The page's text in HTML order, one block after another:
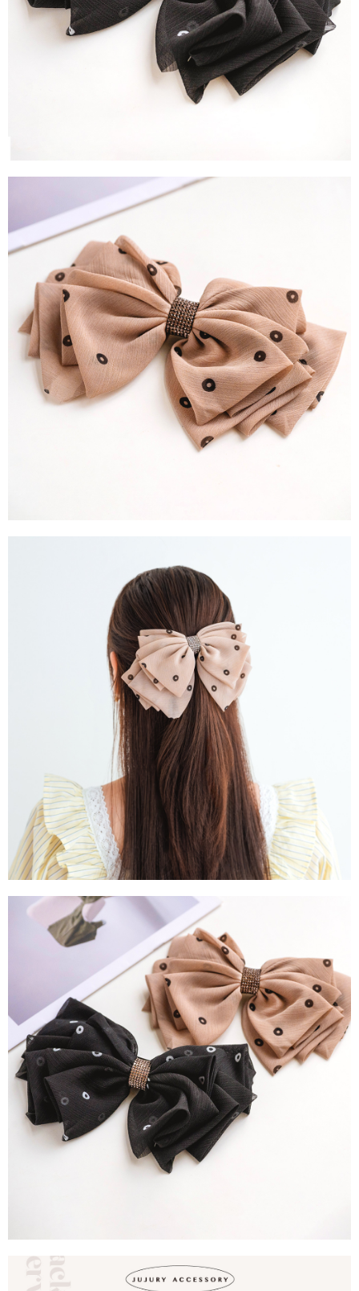
用戶於交易時，得透過本服務購買商品或服務，並由商店將買賣／分期付款
買賣價金債權讓與本公司後，依約使用本公司帳單繳交帳款。
2.基於同意付款使用「大哥付你分期」之契約關係目的，商店將以您的個人
資料（包含姓名、電話或地址）提供予台灣大哥大進項蒐集、處理及利用，
由本公司與您本人進行分期帳單所需資料之確認、核對及更正。
3.完整用戶服務條款，請詳閱以下連結：
https://oppay.tw/userRule
購買商品的店家。未經商家同意取消之訂單仍視為有效，需透過AFTEE先享
後付繳納相關費用。
※ 交易是否成功請以「AFTEE先享後付 」之結帳頁面顯示為準，若有關於
是否繳費成功／繳費後需取消欲退款等相關疑問，請聯繫「AFTEE先享後付
https://netprotections.freshdesk.com/support/home
３．未成年的使用者請事先徵得法定代理人或監護人之同意方可使用
「AFTEE先享後付」，若未經同意申辦者引起之損失，本公司不負相關責
４．使用「AFTEE先享後付」時，將依據個別帳號之用戶狀況，依本公司即
時審查核予不同之上限額度；若仍有額度不足之情形，本公司將視審查結果
請求用戶進行身份認證。
５．嚴禁一人註冊多個帳號或使用他人資訊註冊。若發現惡意使用之情形，
恩沛科技股份有限公司將有權停止該用戶之使用額度並採取法律行動。
每筆NT$60，滿NT$888(含以上)免運費
萊爾富純取貨
每筆NT$60，滿NT$888(含以上)免運費
每筆NT$90，滿NT$888(含以上)免運費